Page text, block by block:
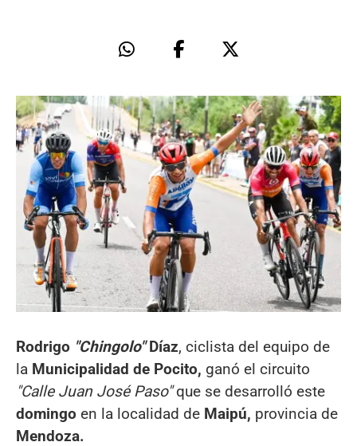
Rodrigo "Chingolo"Díaz, ciclista del equipo de
la Municipalidad de Pocito, ganó el circuito
"Calle Juan José Paso"que se desarrolló este
domingo en la localidad de Maipú, provincia de
Mendoza.